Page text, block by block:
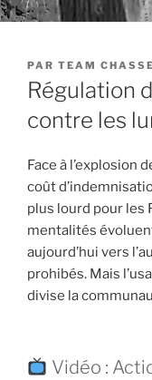
PUBLIÉ
LE
PAR TEAM
Régulation
contre les
Face à l’explosion
coût
plus lourd pour les
mentalités
aujourd’hui vers
prohibés. Mais
divise la
Vidéo :